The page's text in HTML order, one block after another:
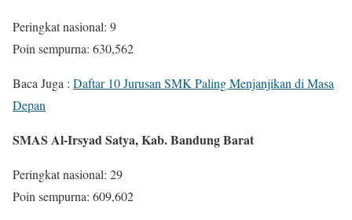
Peringkat nasional: 9
Poin sempurna: 630,562
Baca Juga : Daftar 10 Jurusan SMK Paling Menjanjikan di Masa
Depan
SMAS Al-Irsyad Satya, Kab. Bandung Barat
Peringkat nasional: 29
Poin sempurna: 609,602